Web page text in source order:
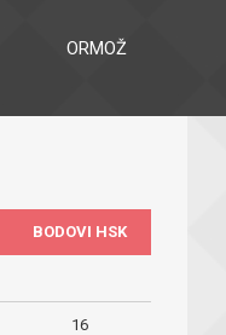
ORMOŽ
BODOVI HSK
16